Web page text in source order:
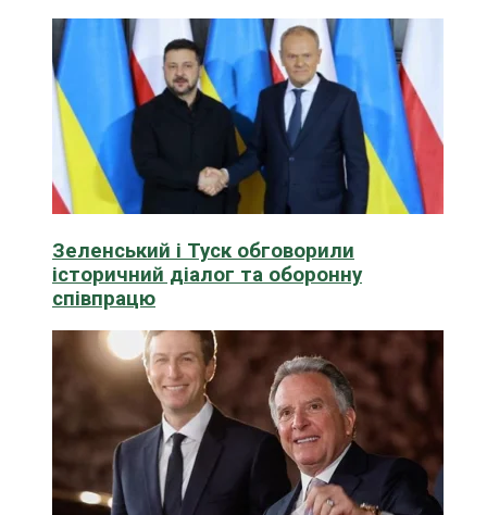
Зеленський і Туск обговорили
історичний діалог та оборонну
співпрацю